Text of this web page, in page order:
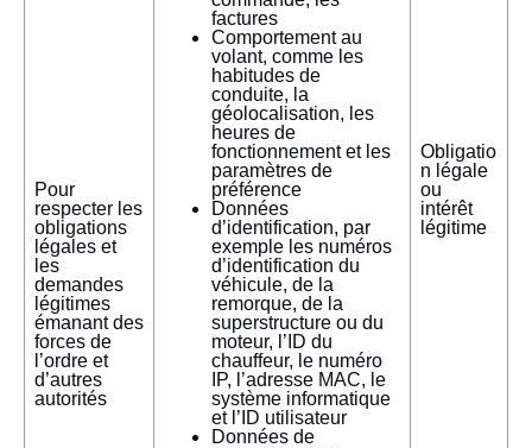
Pour
respecter les
obligations
légales et
les
demandes
légitimes
émanant des
forces de
l’ordre et
d’autres
autorités
factures
Comportement au
volant, comme les
habitudes de
conduite, la
géolocalisation, les
heures de
fonctionnement et les
paramètres de
préférence
Données
d’identification, par
exemple les numéros
d’identification du
véhicule, de la
remorque, de la
superstructure ou du
moteur, l’ID du
chauffeur, le numéro
IP, l’adresse MAC, le
système informatique
et l’ID utilisateur
Données de
Obligatio
n légale
ou
intérêt
légitime